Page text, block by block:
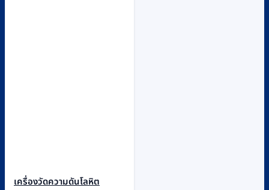
เครื่องวัดความดันโลหิต